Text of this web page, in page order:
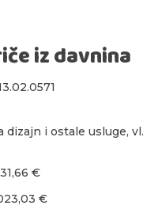
iz davnina
dizajn i ostale usluge, vl.
€
€